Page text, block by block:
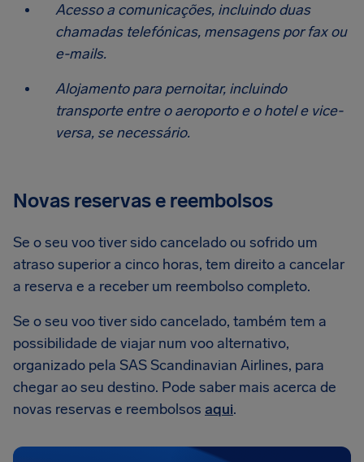
Acesso a comunicações, incluindo duas
chamadas telefónicas, mensagens por fax ou
e-mails.
Alojamento para pernoitar, incluindo
transporte entre o aeroporto e o hotel e vice-
versa, se necessário.
Novas reservas e reembolsos
Se o seu voo tiver sido cancelado ou sofrido um
atraso superior a cinco horas, tem direito a cancelar
a reserva e a receber um reembolso completo.
Se o seu voo tiver sido cancelado, também tem a
possibilidade de viajar num voo alternativo,
organizado pela SAS Scandinavian Airlines, para
chegar ao seu destino. Pode saber mais acerca de
novas reservas e reembolsos aqui.